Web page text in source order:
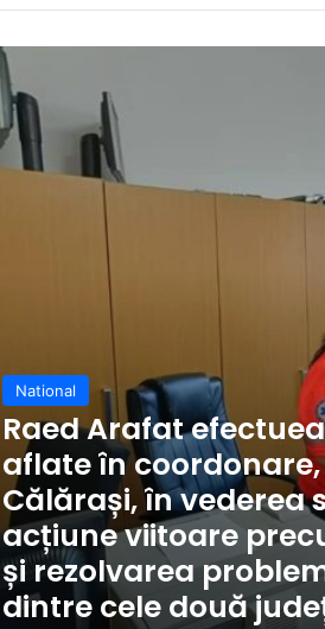
National
Raed Arafat
aflate în
Călărași, în vederea
acțiune viitoare
și rezolvarea
dintre cele două